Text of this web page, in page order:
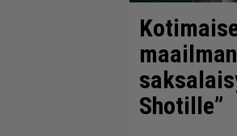
Shotille”